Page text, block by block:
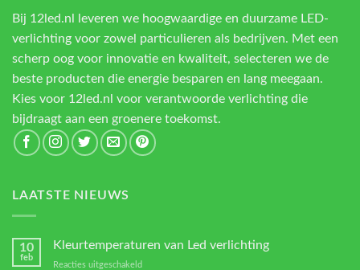
Bij 12led.nl leveren we hoogwaardige en duurzame LED-
verlichting voor zowel particulieren als bedrijven. Met een
scherp oog voor innovatie en kwaliteit, selecteren we de
beste producten die energie besparen en lang meegaan.
Kies voor 12led.nl voor verantwoorde verlichting die
bijdraagt aan een groenere toekomst.
LAATSTE NIEUWS
10
feb
Kleurtemperaturen van Led verlichting
Reacties uitgeschakeld